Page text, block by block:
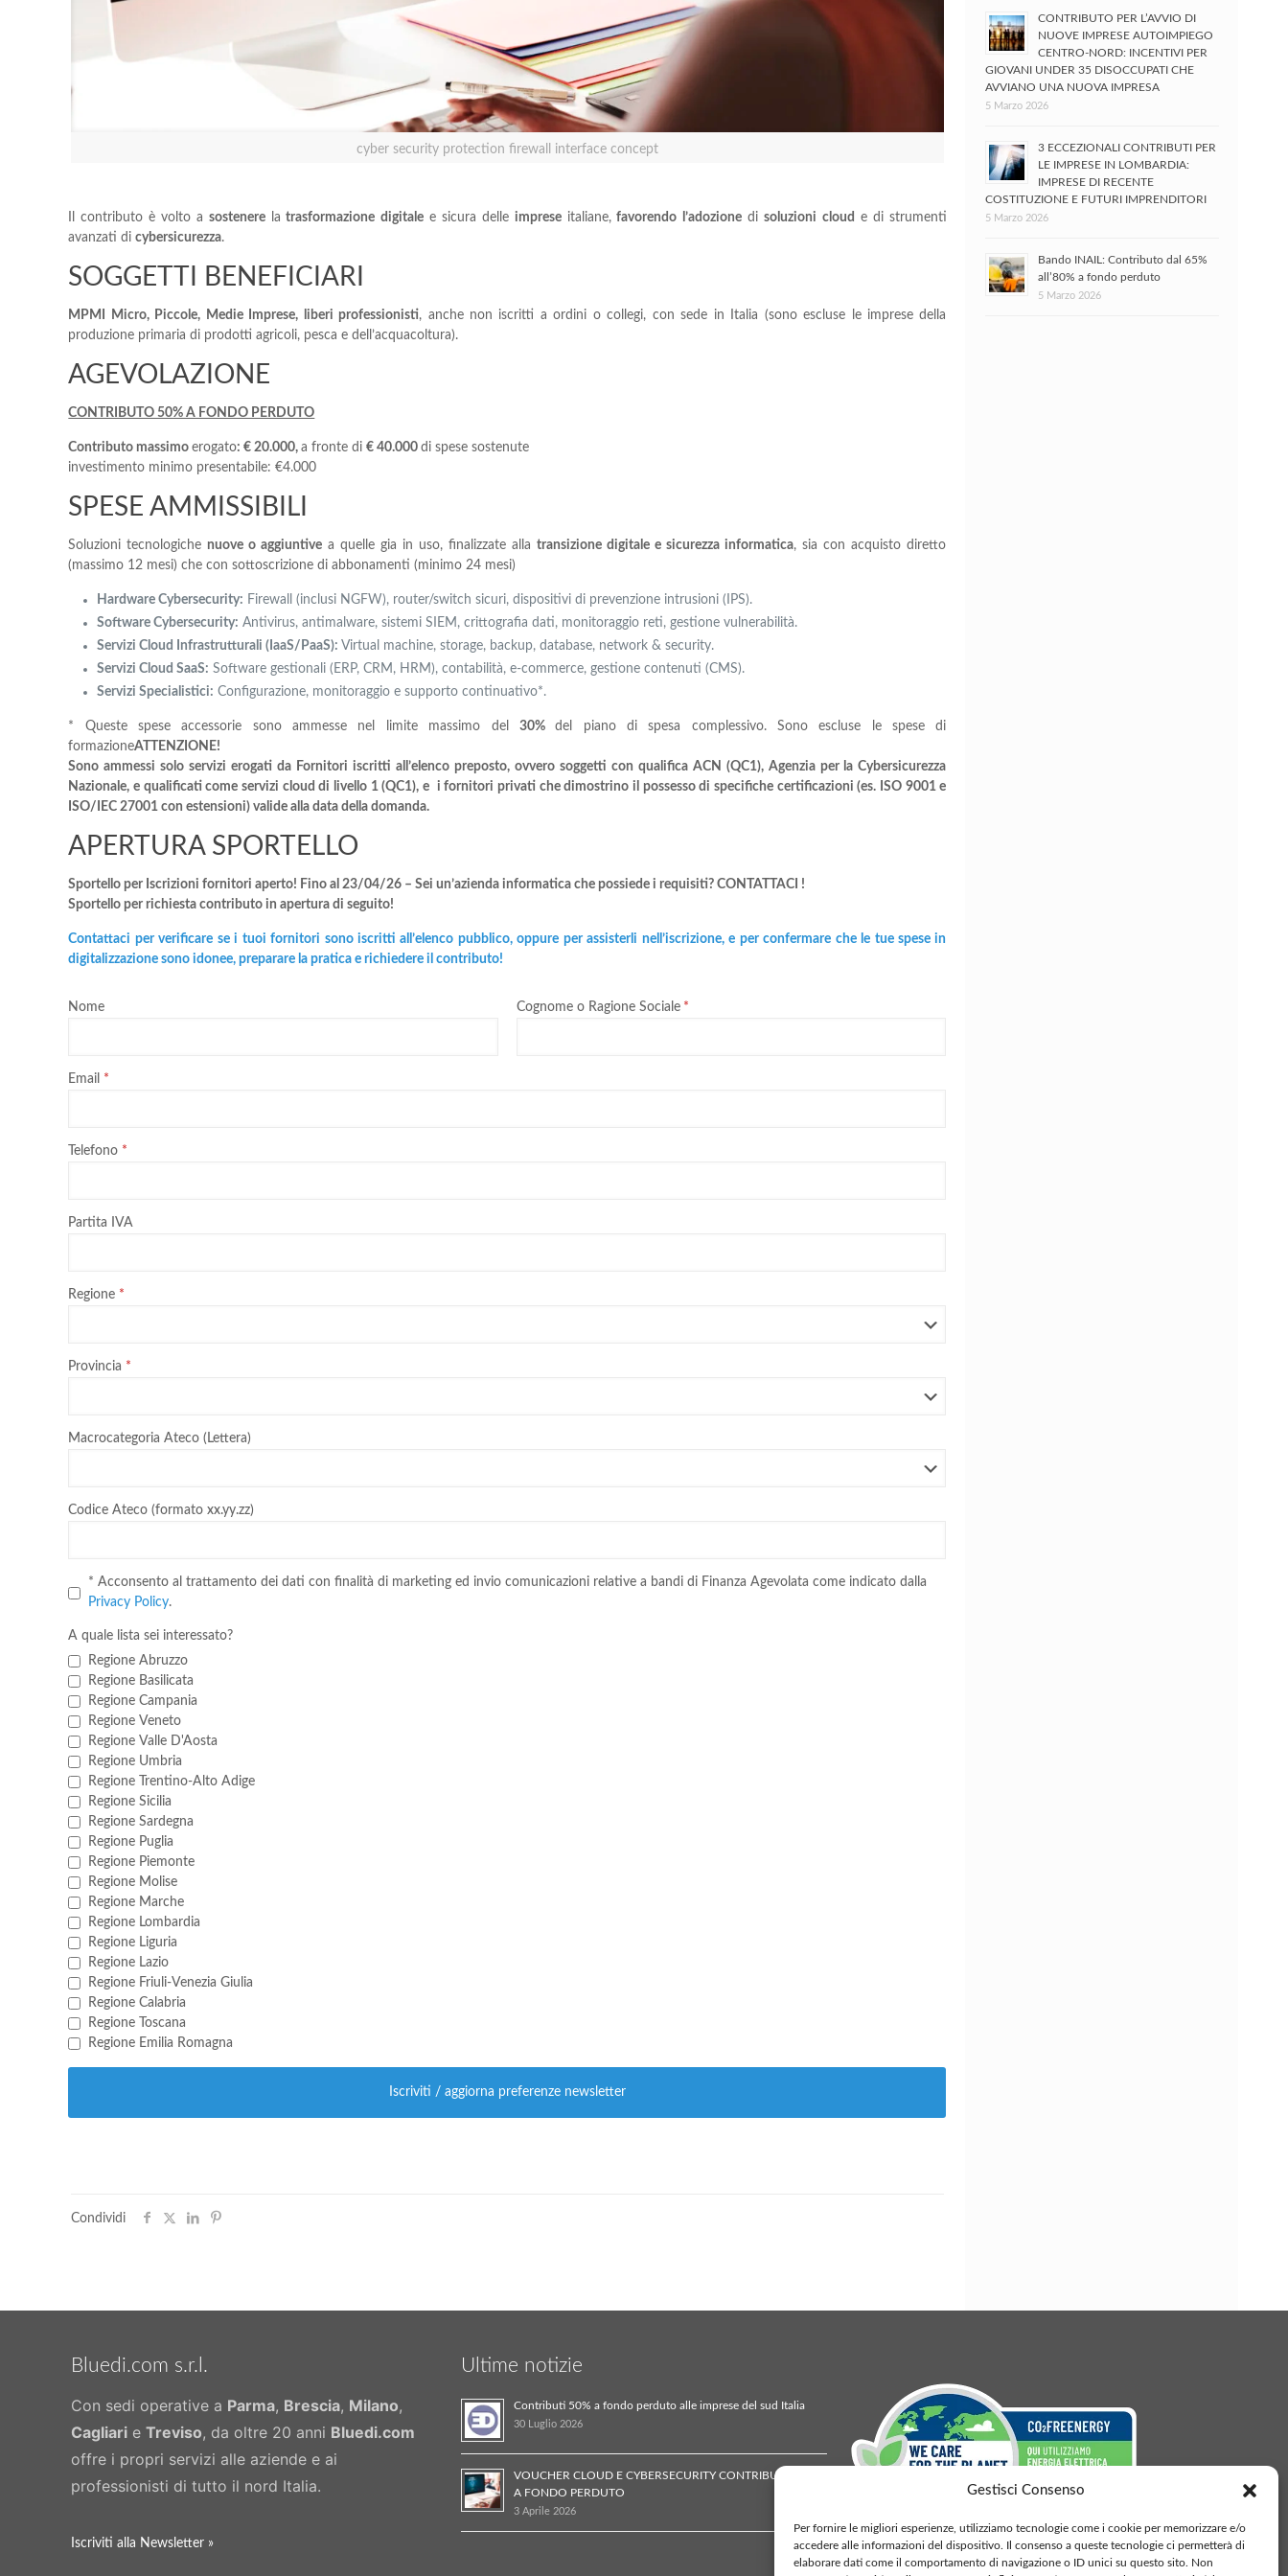
Gestisci Consenso
Per fornire le migliori esperienze, utilizziamo tecnologie come i cookie per memorizzare e/o
accedere alle informazioni del dispositivo. Il consenso a queste tecnologie ci permetterà di
elaborare dati come il comportamento di navigazione o ID unici su questo sito. Non
cyber security protection firewall interface concept
Il contributo è volto a sostenerelatrasformazione digitale e sicura delle impreseitaliane,favorendo l’adozione disoluzioni cloud e di strumenti
avanzati dicybersicurezza.
SOGGETTI BENEFICIARI
MPMI Micro, Piccole, Medie Imprese, liberi professionisti, anche non iscritti a ordini o collegi, con sede in Italia (sono escluse le imprese della
produzione primaria di prodotti agricoli, pesca e dell’acquacoltura).
AGEVOLAZIONE
CONTRIBUTO 50% A FONDO PERDUTO
Contributo massimoerogato:€ 20.000,a fronte di€ 40.000di spese sostenute
investimento minimo presentabile: €4.000
SPESE AMMISSIBILI
Soluzioni tecnologiche nuove o aggiuntive a quelle gia in uso, finalizzate allatransizione digitale e sicurezza informatica, sia con acquisto diretto
(massimo 12 mesi) che con sottoscrizione di abbonamenti (minimo 24 mesi)
Hardware Cybersecurity: Firewall (inclusi NGFW), router/switch sicuri, dispositivi di prevenzione intrusioni (IPS).
Software Cybersecurity: Antivirus, antimalware, sistemi SIEM, crittografia dati, monitoraggio reti, gestione vulnerabilità.
Servizi Cloud Infrastrutturali (IaaS/PaaS): Virtual machine, storage, backup, database, network & security.
Servizi Cloud SaaS: Software gestionali (ERP, CRM, HRM), contabilità, e-commerce, gestione contenuti (CMS).
Servizi Specialistici: Configurazione, monitoraggio e supporto continuativo*.
* Queste spese accessorie sono ammesse nel limite massimo del 30%del piano di spesa complessivo. Sono escluse le spese di
formazioneATTENZIONE!
Sono ammessi solo servizi erogati da Fornitori iscritti all’elenco preposto, ovvero soggetti con qualifica ACN (QC1), Agenzia per la Cybersicurezza
Nazionale, e qualificati come servizi cloud di livello 1 (QC1), e i fornitori privati che dimostrino il possesso di specifiche certificazioni (es. ISO 9001 e
ISO/IEC 27001 con estensioni) valide alla data della domanda.
APERTURA SPORTELLO
Sportello per Iscrizioni fornitori aperto! Fino al 23/04/26 – Sei un’azienda informatica che possiede i requisiti? CONTATTACI !
Sportello per richiesta contributo in apertura di seguito!
Contattaci per verificare se i tuoi fornitori sono iscritti all’elenco pubblico, oppure per assisterli nell’iscrizione, e per confermare che le tue spese in
digitalizzazione sono idonee, preparare la pratica e richiedere il contributo!
Nome Cognome o Ragione Sociale
Email
Telefono
Partita IVA
Regione
Provincia
Macrocategoria Ateco (Lettera)
Codice Ateco (formato xx.yy.zz)
* Acconsento al trattamento dei dati con finalità di marketing ed invio comunicazioni relative a bandi di Finanza Agevolata come indicato dalla
Privacy Policy.
A quale lista sei interessato?
Regione Abruzzo
Regione Basilicata
Regione Campania
Regione Veneto
Regione Valle D'Aosta
Regione Umbria
Regione Trentino-Alto Adige
Regione Sicilia
Regione Sardegna
Regione Puglia
Regione Piemonte
Regione Molise
Regione Marche
Regione Lombardia
Regione Liguria
Regione Lazio
Regione Friuli-Venezia Giulia
Regione Calabria
Regione Toscana
Regione Emilia Romagna
Condividi
CONTRIBUTO PER L’AVVIO DI
NUOVE IMPRESE AUTOIMPIEGO
CENTRO-NORD: INCENTIVI PER
GIOVANI UNDER 35 DISOCCUPATI CHE
AVVIANO UNA NUOVA IMPRESA
5 Marzo 2026
3 ECCEZIONALI CONTRIBUTI PER
LE IMPRESE IN LOMBARDIA:
IMPRESE DI RECENTE
COSTITUZIONE E FUTURI IMPRENDITORI
5 Marzo 2026
Bando INAIL: Contributo dal 65%
all’80% a fondo perduto
5 Marzo 2026
Bluedi.com s.r.l.
Con sedi operative a Parma, Brescia, Milano,
Cagliari e Treviso, da oltre 20 anni Bluedi.com
offre i propri servizi alle aziende e ai
professionisti di tutto il nord Italia.
Iscriviti alla Newsletter »
Ultime notizie
Contributi 50% a fondo perduto alle imprese del sud Italia
30 Luglio 2026
VOUCHER CLOUD E CYBERSECURITY CONTRIBUTO 50%
A FONDO PERDUTO
3 Aprile 2026